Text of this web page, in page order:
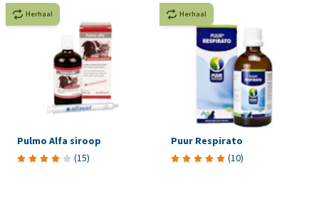
Herhaal
Pulmo Alfa siroop
(15)
Herhaal
Puur Respirato
(10)